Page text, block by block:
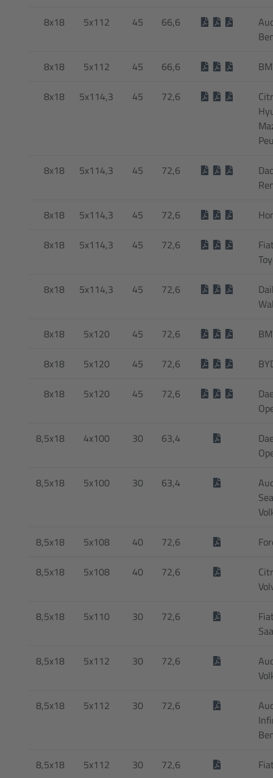
8x18 5x112 45 66,6
8x18 5x112 45 66,6
8x18 5x114,3 45 72,6
8x18 5x114,3 45 72,6
8x18 5x114,3 45 72,6
8x18 5x114,3 45 72,6
8x18 5x114,3 45 72,6
8x18 5x120 45 72,6
8x18 5x120 45 72,6
8x18 5x120 45 72,6
8,5x18 4x100 30 63,4
8,5x18 5x100 30 63,4
8,5x18 5x108 40 72,6
8,5x18 5x108 40 72,6
8,5x18 5x110 30 72,6
8,5x18 5x112 30 72,6
8,5x18 5x112 30 72,6
8,5x18 5x112 30 72,6